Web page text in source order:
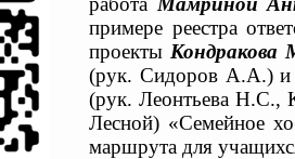
примере реестра
проекты Кондракова
(рук. Сидоров А.А.)
(рук. Леонтьева Н.С.,
Лесной) «Семейное
маршрута для